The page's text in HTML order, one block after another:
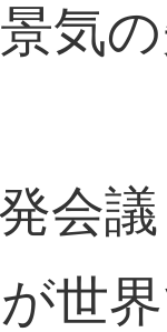
気
会
世